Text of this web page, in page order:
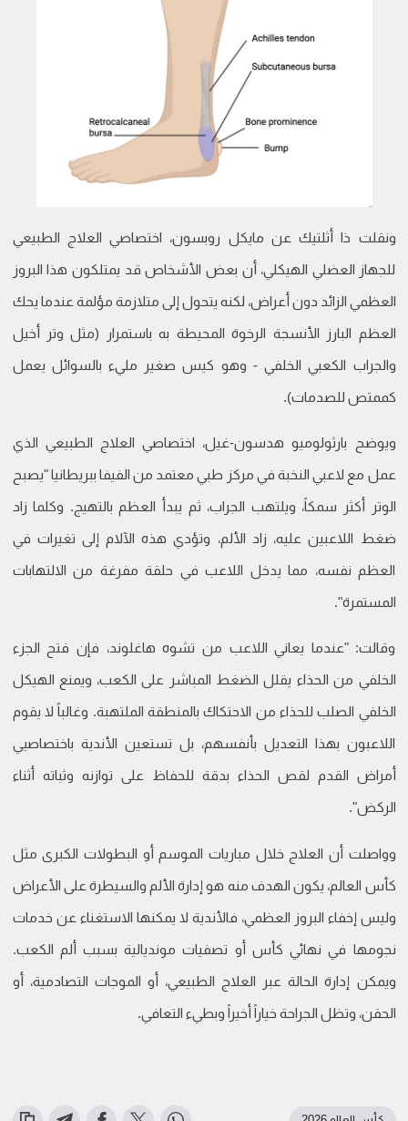
ونقلت ذا أثلتيك عن مايكل روبسون، اختصاصي العلاج الطبيعي
للجهاز العضلي الهيكلي، أن بعض الأشخاص قد يمتلكون هذا البروز
العظمي الزائد دون أعراض، لكنه يتحول إلى متلازمة مؤلمة عندما يحك
العظم البارز الأنسجة الرخوة المحيطة به باستمرار (مثل وتر أخيل
والجراب الكعبي الخلفي - وهو كيس صغير مليء بالسوائل يعمل
كممتص للصدمات).
ويوضح بارثولوميو هدسون-غيل، اختصاصي العلاج الطبيعي الذي
عمل مع لاعبي النخبة في مركز طبي معتمد من الفيفا ببريطانيا "يصبح
الوتر أكثر سمكاً، ويلتهب الجراب، ثم يبدأ العظم بالتهيج. وكلما زاد
ضغط اللاعبين عليه، زاد الألم، وتؤدي هذه الآلام إلى تغيرات في
العظم نفسه، مما يدخل اللاعب في حلقة مفرغة من الالتهابات
المستمرة".
وقالت: "عندما يعاني اللاعب من تشوه هاغلوند، فإن فتح الجزء
الخلفي من الحذاء يقلل الضغط المباشر على الكعب، ويمنع الهيكل
الخلفي الصلب للحذاء من الاحتكاك بالمنطقة الملتهبة. وغالباً لا يقوم
اللاعبون بهذا التعديل بأنفسهم، بل تستعين الأندية باختصاصيي
أمراض القدم لقص الحذاء بدقة للحفاظ على توازنه وثباته أثناء
الركض".
وواصلت أن العلاج خلال مباريات الموسم أو البطولات الكبرى مثل
كأس العالم، يكون الهدف منه هو إدارة الألم والسيطرة على الأعراض
وليس إخفاء البروز العظمي، فالأندية لا يمكنها الاستغناء عن خدمات
نجومها في نهائي كأس أو تصفيات مونديالية بسبب ألم الكعب.
ويمكن إدارة الحالة عبر العلاج الطبيعي، أو الموجات التصادمية، أو
الحقن، وتظل الجراحة خياراً أخيراً وبطيء التعافي.